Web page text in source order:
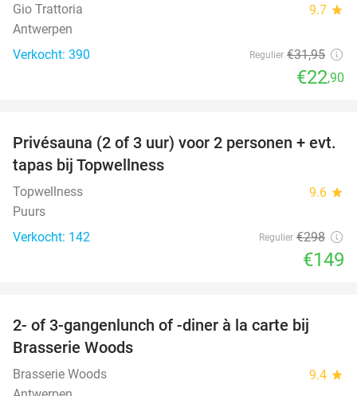
Gio Trattoria 9.7 star
Antwerpen
Verkocht: 390
Regulier €31,95
€22,90
50%
Privésauna (2 of 3 uur) voor 2 personen + evt.
tapas bij Topwellness
Topwellness 9.6 star
Puurs
Verkocht: 142
Regulier €298
€149
31%
2- of 3-gangenlunch of -diner à la carte bij
Brasserie Woods
Brasserie Woods 9.4 star